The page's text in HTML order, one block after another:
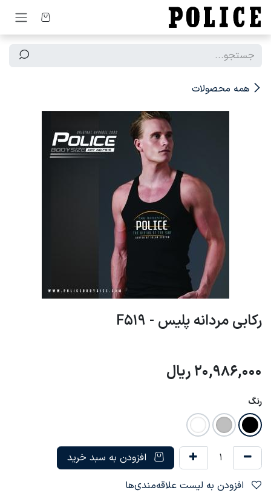
صرف نظر و مشاهده محتوا
همه محصولات
رکابی مردانه پلیس - F519
20,986,000 ریال
رنگ
افزودن به سبد خرید